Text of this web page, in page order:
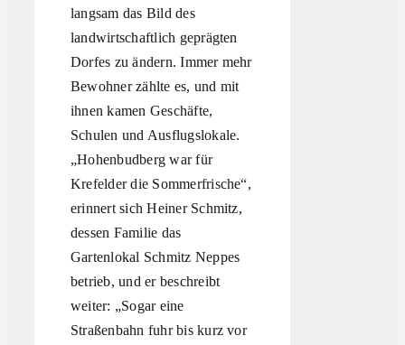
langsam das Bild des
landwirtschaftlich geprägten
Dorfes zu ändern. Immer mehr
Bewohner zählte es, und mit
ihnen kamen Geschäfte,
Schulen und Ausflugslokale.
„Hohenbudberg war für
Krefelder die Sommerfrische“,
erinnert sich Heiner Schmitz,
dessen Familie das
Gartenlokal Schmitz Neppes
betrieb, und er beschreibt
weiter: „Sogar eine
Straßenbahn fuhr bis kurz vor